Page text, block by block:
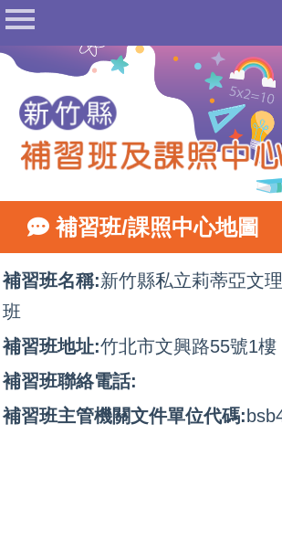
首頁
常見問答
相關法規
表單下載
地圖查詢
相關網站
網站管理
補習班/課照中心地圖
補習班名稱:新竹縣私立莉蒂亞文
班
補習班地址:竹北市文興路55號1樓
補習班聯絡電話:
補習班主管機關文件單位代碼: